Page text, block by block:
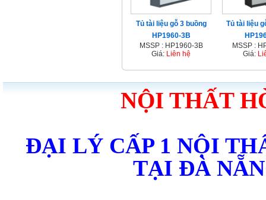
Tủ tài liệu gỗ 3 buồng
HP1960-3B
MSSP : HP1960-3B
Giá: Liên hệ
Tủ tài liệu
MSSP :
Giá:
NỘI THẤT
ĐẠI LÝ CẤP 1 NỘI
TẠI ĐÀ